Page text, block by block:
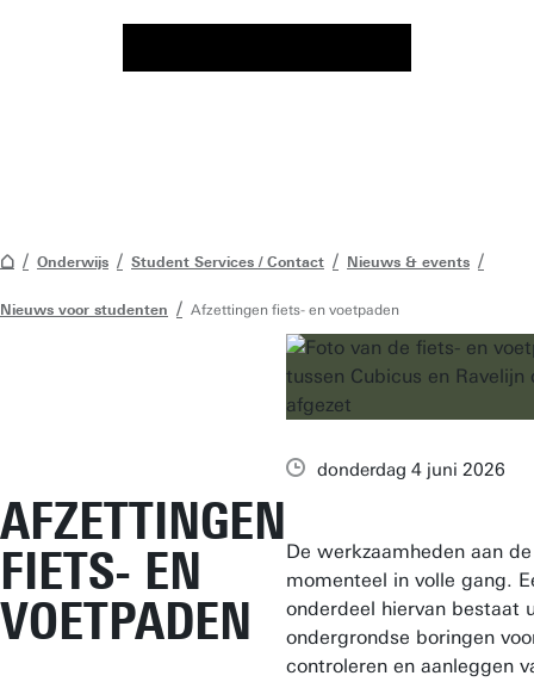
Onderwijs Student Services / Contact Nieuws & events
Nieuws voor studenten Afzettingen fiets- en voetpaden
AFZETTINGEN
FIETS- EN
VOETPADEN
donderdag 4 juni 2026
De werkzaamheden aan
momenteel in volle gang.
onderdeel hiervan bestaat
ondergrondse boringen
controleren en aanleggen